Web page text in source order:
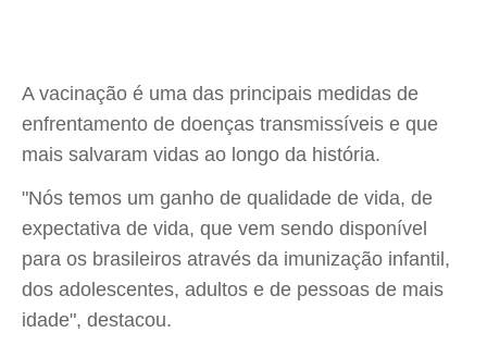
A vacinação é uma das principais medidas de
enfrentamento de doenças transmissíveis e que
mais salvaram vidas ao longo da história.
"Nós temos um ganho de qualidade de vida, de
expectativa de vida, que vem sendo disponível
para os brasileiros através da imunização infantil,
dos adolescentes, adultos e de pessoas de mais
idade", destacou.